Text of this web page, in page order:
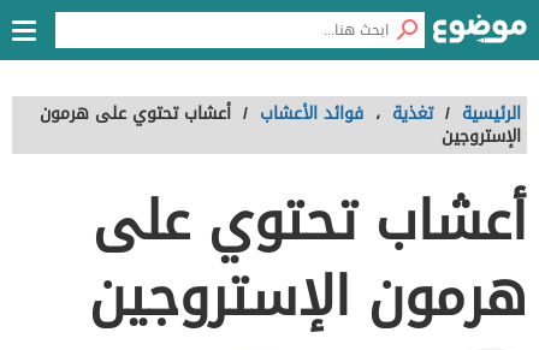
الرئيسية / تغذية ، فوائد الأعشاب / أعشاب تحتوي على هرمون
الإستروجين
أعشاب تحتوي على
هرمون الإستروجين